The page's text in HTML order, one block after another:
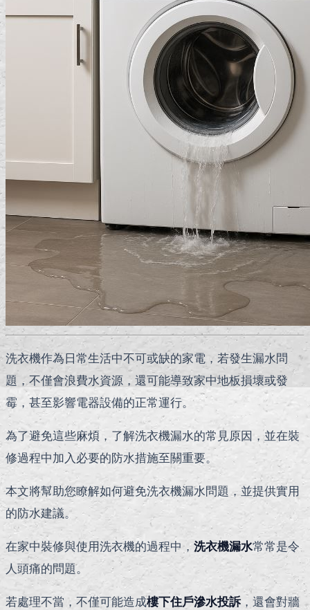
洗衣機作為日常生活中不可或缺的家電，若發生漏水問
題，不僅會浪費水資源，還可能導致家中地板損壞或發
霉，甚至影響電器設備的正常運行。
為了避免這些麻煩，了解洗衣機漏水的常見原因，並在裝
修過程中加入必要的防水措施至關重要。
本文將幫助您瞭解如何避免洗衣機漏水問題，並提供實用
的防水建議。
在家中裝修與使用洗衣機的過程中，洗衣機漏水常常是令
人頭痛的問題。
若處理不當，不僅可能造成樓下住戶滲水投訴 ，還會對牆